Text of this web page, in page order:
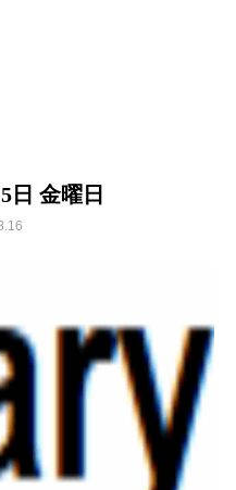
日 金曜日